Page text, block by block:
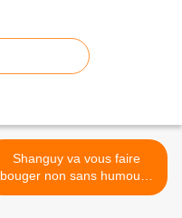
Shanguy va vous faire
bouger non sans humour !
>